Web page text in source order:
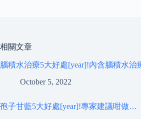
相關文章
腦積水治療5大好處[year]!內含腦積水治
October 5, 2022
孢子甘藍5大好處[year]!專家建議咁做…